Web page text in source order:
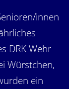
innen
DRK Wehr
Würstchen,
ein